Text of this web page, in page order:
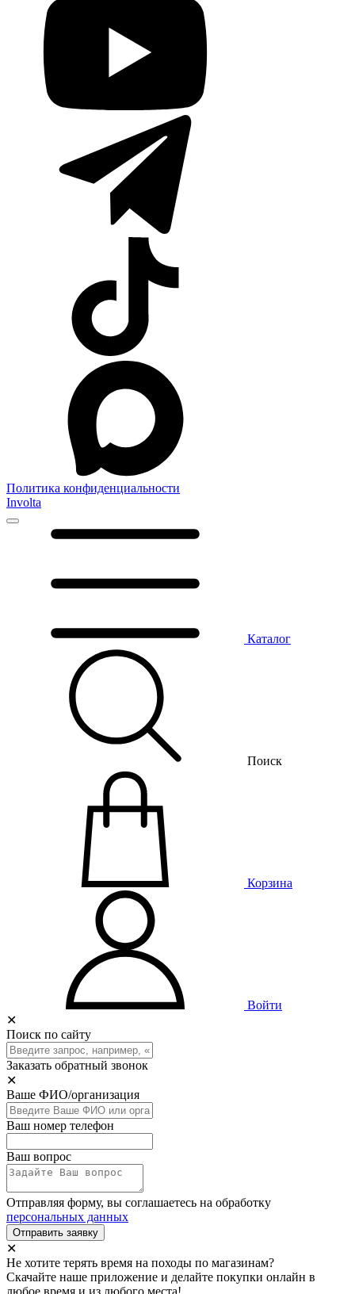
Политика конфиденциальности
Involta
Каталог
Поиск
Корзина
Войти
✕
Поиск по сайту
Заказать обратный звонок
✕
Ваше ФИО/организация
Ваш номер телефон
Ваш вопрос
Отправляя форму, вы соглашаетесь на обработку
персональных данных
Отправить заявку
✕
Не хотите терять время на походы по магазинам?
Скачайте наше приложение и делайте покупки онлайн в
любое время и из любого места!